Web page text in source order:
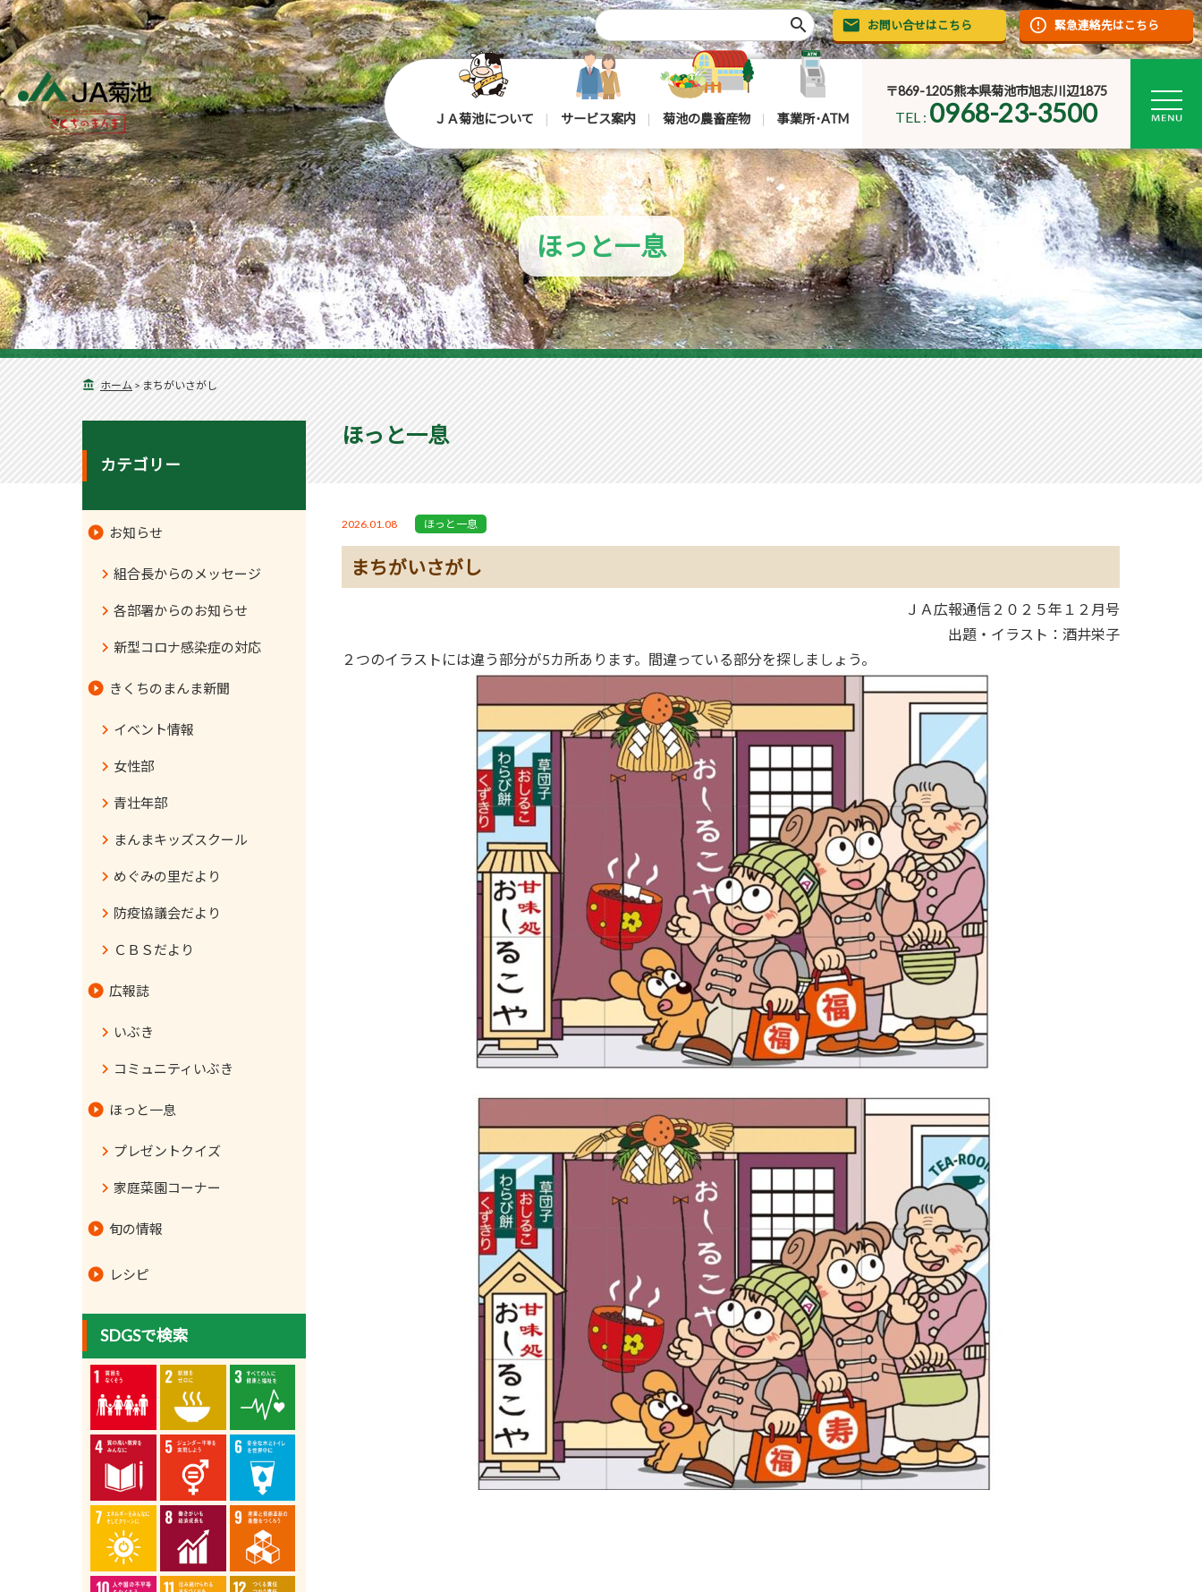
search お問い合せはこちら 緊急連絡先はこちら
ＪＡ菊池について サービス案内 菊池の農畜産物 事業所･ATM
〒869-1205熊本県菊池市旭志川辺1875
TEL : 0968-23-3500
ほっと一息
ホーム > まちがいさがし
ほっと一息
2026.01.08 ほっと一息
まちがいさがし
ＪＡ広報通信２０２５年１２月号
出題・イラスト：酒井栄子
２つのイラストには違う部分が5カ所あります。間違っている部分を探しましょう。
カテゴリー
お知らせ
組合長からのメッセージ
各部署からのお知らせ
新型コロナ感染症の対応
きくちのまんま新聞
イベント情報
女性部
青壮年部
まんまキッズスクール
めぐみの里だより
防疫協議会だより
ＣＢＳだより
広報誌
いぶき
コミュニティいぶき
ほっと一息
プレゼントクイズ
家庭菜園コーナー
旬の情報
レシピ
SDGSで検索